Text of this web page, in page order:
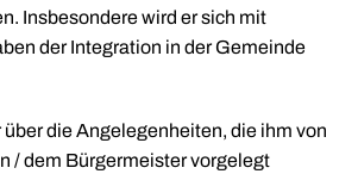
Insbesondere wird er sich mit
der Integration in der Gemeinde
die Angelegenheiten, die ihm von
/ dem Bürgermeister vorgelegt